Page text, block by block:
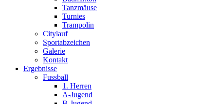
Tanzmäuse
Turnies
Trampolin
Citylauf
Sportabzeichen
Galerie
Kontakt
Ergebnisse
Fussball
1. Herren
A-Jugend